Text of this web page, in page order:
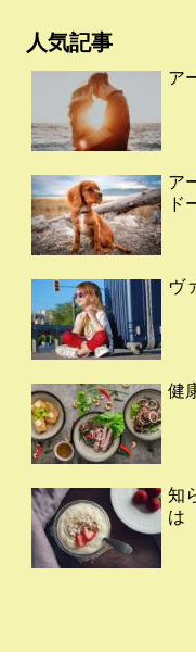
人気記事
ア
ア
ド
ヴ
健
知
は